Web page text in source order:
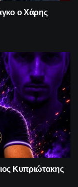
ο Χάρης
Κυπριώτακης